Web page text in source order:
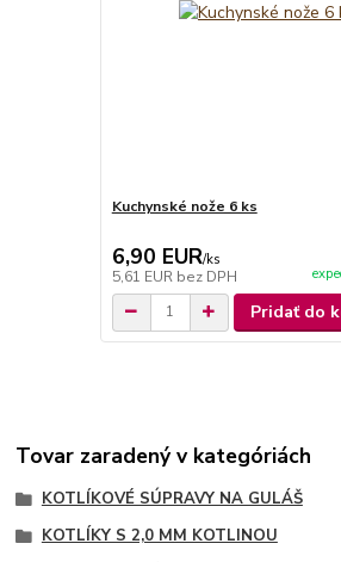
Kuchynské nože 6 ks
6,90 EUR/ks
5,61 EUR bez DPH
Pridať do
Tovar zaradený v kategóriách
KOTLÍKOVÉ SÚPRAVY NA GULÁŠ
KOTLÍKY S 2,0 MM KOTLINOU